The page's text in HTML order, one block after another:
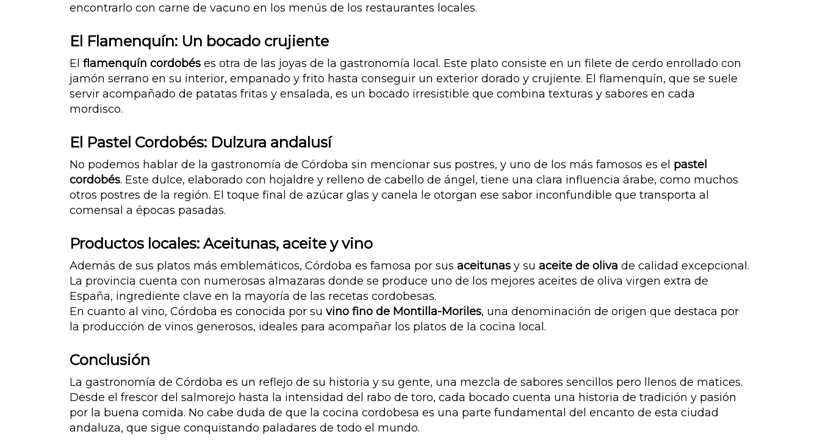
encontrarlo con carne de vacuno en los menús de los restaurantes locales.
El Flamenquín: Un bocado crujiente
El flamenquín cordobés es otra de las joyas de la gastronomía local. Este plato consiste en un filete de cerdo enrollado con
jamón serrano en su interior, empanado y frito hasta conseguir un exterior dorado y crujiente. El flamenquín, que se suele
servir acompañado de patatas fritas y ensalada, es un bocado irresistible que combina texturas y sabores en cada
mordisco.
El Pastel Cordobés: Dulzura andalusí
No podemos hablar de la gastronomía de Córdoba sin mencionar sus postres, y uno de los más famosos es el pastel
cordobés. Este dulce, elaborado con hojaldre y relleno de cabello de ángel, tiene una clara influencia árabe, como muchos
otros postres de la región. El toque final de azúcar glas y canela le otorgan ese sabor inconfundible que transporta al
comensal a épocas pasadas.
Productos locales: Aceitunas, aceite y vino
Además de sus platos más emblemáticos, Córdoba es famosa por sus aceitunas y su aceite de oliva de calidad excepcional.
La provincia cuenta con numerosas almazaras donde se produce uno de los mejores aceites de oliva virgen extra de
España, ingrediente clave en la mayoría de las recetas cordobesas.
En cuanto al vino, Córdoba es conocida por su vino fino de Montilla-Moriles, una denominación de origen que destaca por
la producción de vinos generosos, ideales para acompañar los platos de la cocina local.
Conclusión
La gastronomía de Córdoba es un reflejo de su historia y su gente, una mezcla de sabores sencillos pero llenos de matices.
Desde el frescor del salmorejo hasta la intensidad del rabo de toro, cada bocado cuenta una historia de tradición y pasión
por la buena comida. No cabe duda de que la cocina cordobesa es una parte fundamental del encanto de esta ciudad
andaluza, que sigue conquistando paladares de todo el mundo.